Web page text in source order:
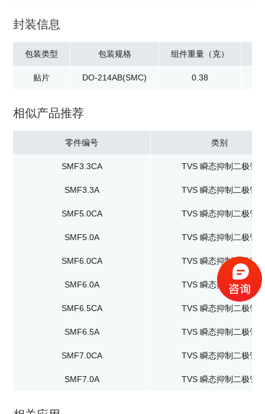
封装信息
包装类型
贴片
包装规格
DO-214AB(SMC)
组件重量（克）
0.38
相似产品推荐
零件编号 类别
SMF3.3CA TVS 瞬态抑制二极管
SMF3.3A TVS 瞬态抑制二极管
SMF5.0CA TVS 瞬态抑制二极管
SMF5.0A TVS 瞬态抑制二极管
SMF6.0CA TVS 瞬态抑制二极管
SMF6.0A TVS 瞬态抑制二极管
SMF6.5CA TVS 瞬态抑制二极管
SMF6.5A TVS 瞬态抑制二极管
SMF7.0CA TVS 瞬态抑制二极管
SMF7.0A TVS 瞬态抑制二极管